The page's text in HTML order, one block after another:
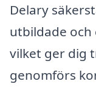
Delary
utbildade och
vilket ger dig
genomförs